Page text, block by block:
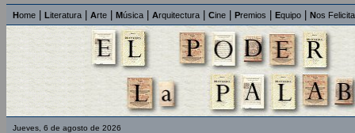
Home Literatura Arte Música Arquitectura Cine Premios Equipo Nos
Jueves, 6 de agosto de 2026